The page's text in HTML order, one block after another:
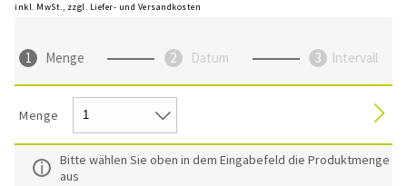
inkl. MwSt., zzgl. Liefer- und Versandkosten
Menge Datum Intervall
Menge
Bitte wählen Sie oben in dem Eingabefeld die Produktmenge
aus